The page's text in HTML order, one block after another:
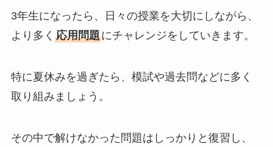
3年生になったら、日々の授業を大切にしながら、
より多く 応用問題にチャレンジをしていきます。
特に夏休みを過ぎたら、模試や過去問などに多く
取り組みましょう。
その中で解けなかった問題はしっかりと復習し、